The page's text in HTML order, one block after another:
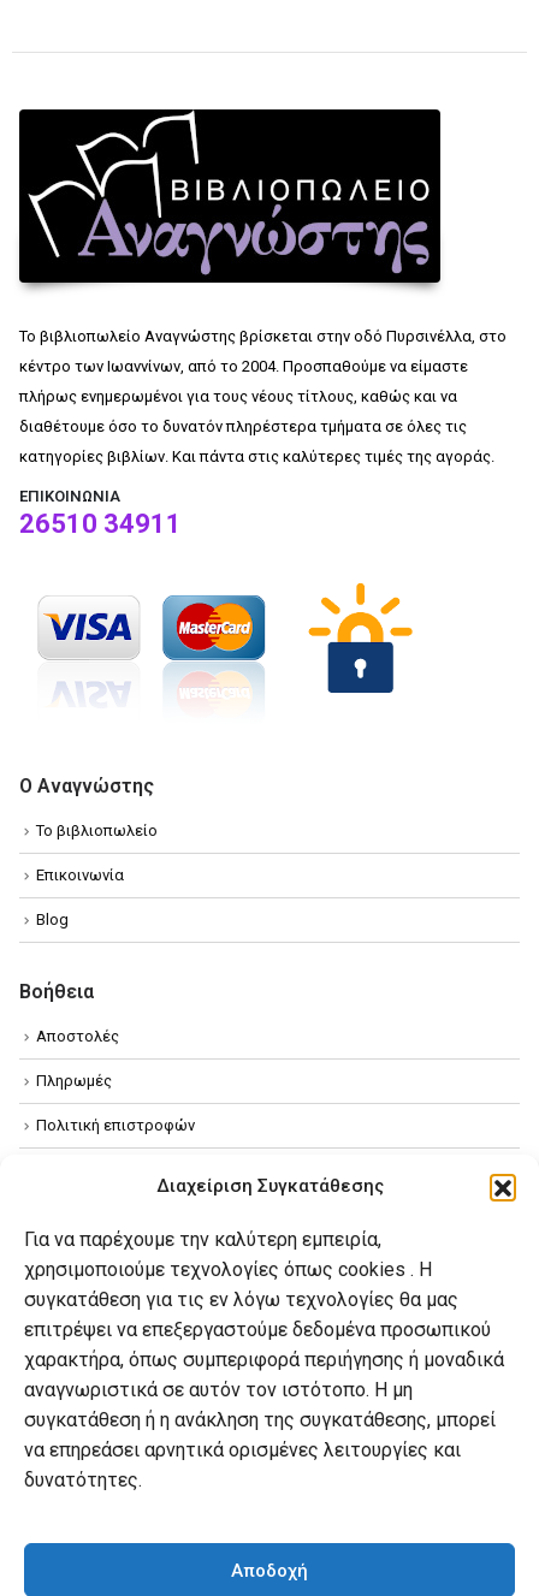
Διαχείριση Συγκατάθεσης
Για να παρέχουμε την καλύτερη εμπειρία,
χρησιμοποιούμε τεχνολογίες όπως cookies . Η
συγκατάθεση για τις εν λόγω τεχνολογίες θα μας
επιτρέψει να επεξεργαστούμε δεδομένα προσωπικού
χαρακτήρα, όπως συμπεριφορά περιήγησης ή μοναδικά
αναγνωριστικά σε αυτόν τον ιστότοπο. Η μη
συγκατάθεση ή η ανάκληση της συγκατάθεσης, μπορεί
να επηρεάσει αρνητικά ορισμένες λειτουργίες και
δυνατότητες.
Αποδοχή
Το βιβλιοπωλείο Αναγνώστης βρίσκεται στην οδό Πυρσινέλλα, στο
κέντρο των Ιωαννίνων, από το 2004. Προσπαθούμε να είμαστε
πλήρως ενημερωμένοι για τους νέους τίτλους, καθώς και να
διαθέτουμε όσο το δυνατόν πληρέστερα τμήματα σε όλες τις
κατηγορίες βιβλίων. Και πάντα στις καλύτερες τιμές της αγοράς.
ΕΠΙΚΟΙΝΩΝΊΑ
26510 34911
Ο Αναγνώστης
Το βιβλιοπωλείο
Επικοινωνία
Blog
Βοήθεια
Αποστολές
Πληρωμές
Πολιτική επιστροφών
Πολιτική Cookies
Ο λογαριασμός μου
Ο λογαριασμός μου
Οι παραγγελίες μου
Λίστα επιθυμιών